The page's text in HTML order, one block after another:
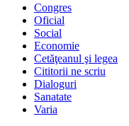
Congres
Oficial
Social
Economie
Cetăţeanul şi legea
Cititorii ne scriu
Dialoguri
Sanatate
Varia